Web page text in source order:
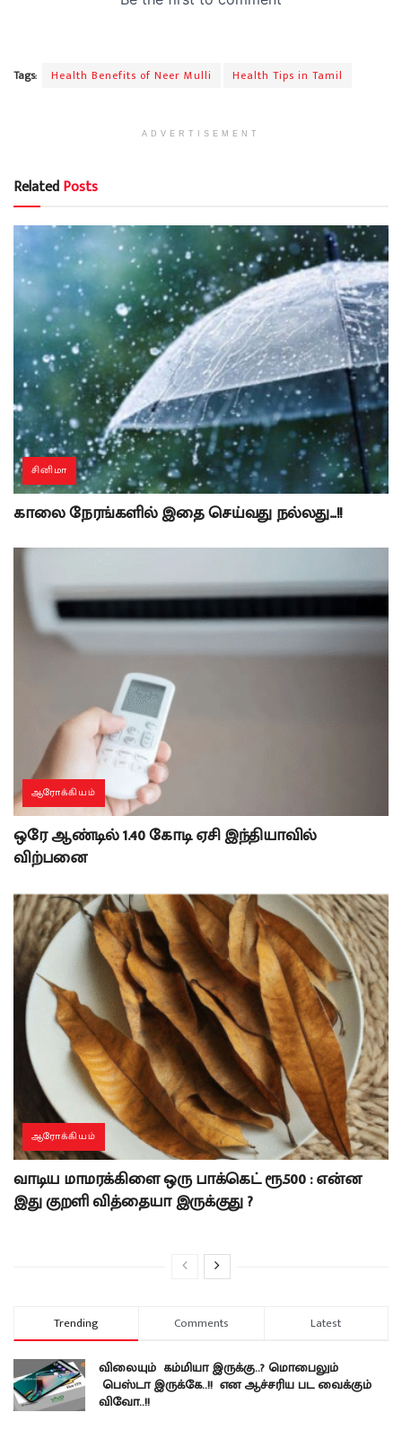
Tags: Health Benefits of Neer Mulli Health Tips in Tamil
ADVERTISEMENT
RelatedPosts
சினிமா
காலை நேரங்களில் இதை செய்வது நல்லது…!!
ஆரோக்கியம்
ஒரே ஆண்டில் 1.40 கோடி ஏசி இந்தியாவில்
விற்பனை
ஆரோக்கியம்
வாடிய மாமரக்கிளை ஒரு பாக்கெட் ரூ.500 : என்ன
இது குறளி வித்தையா இருக்குது ?
Trending Comments Latest
விலையும் கம்மியா இருக்கு..? மொபைலும்
பெஸ்டா இருக்கே..!! என ஆச்சரிய பட வைக்கும்
விவோ..!!